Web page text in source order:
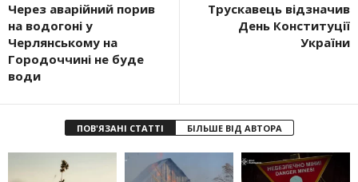
Через аварійний порив
на водогоні у
Черлянському на
Городоччині не буде
води
Трускавець відзначив
День Конституції
України
ПОВ'ЯЗАНІ СТАТТІ БІЛЬШЕ ВІД АВТОРА